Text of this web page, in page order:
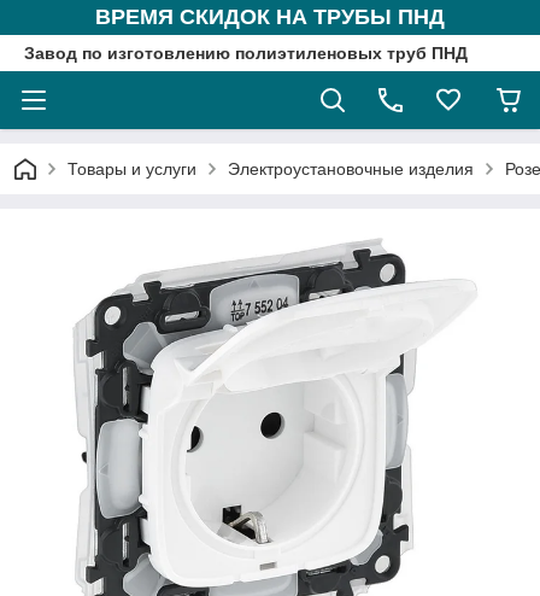
ВРЕМЯ СКИДОК НА ТРУБЫ ПНД
Завод по изготовлению полиэтиленовых труб ПНД
Товары и услуги Электроустановочные изделия